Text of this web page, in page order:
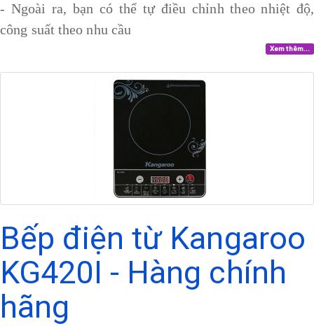
- Ngoài ra, bạn có thể tự điều chỉnh theo nhiệt độ,
công suất theo nhu cầu
Xem thêm...
Bếp điện từ Kangaroo
KG420I - Hàng chính
hãng